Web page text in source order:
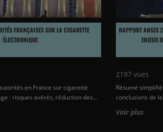
FRANÇAISES SUR LA CIGARETTE
ÉLECTRONIQUE
en France sur cigarette
: risques avérés, réduction des...
RAPPORT ANSES
ENJEUX
2197 vues
Résumé
conclusions de
Voir plus